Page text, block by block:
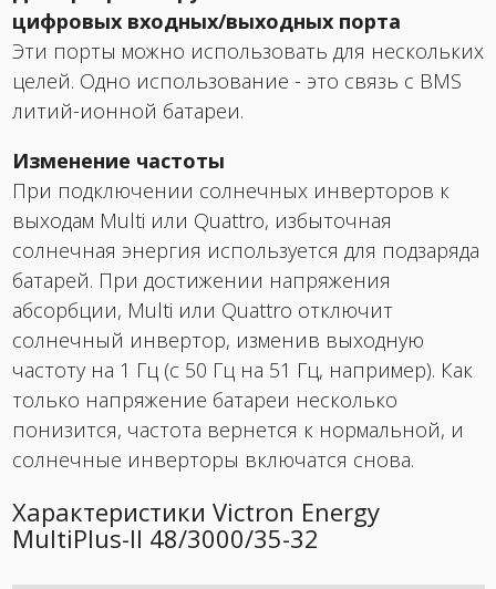
цифровых входных/выходных порта
Эти порты можно использовать для нескольких
целей. Одно использование - это связь с BMS
литий-ионной батареи.
Изменение частоты
При подключении солнечных инверторов к
выходам Multi или Quattro, избыточная
солнечная энергия используется для подзаряда
батарей. При достижении напряжения
абсорбции, Multi или Quattro отключит
солнечный инвертор, изменив выходную
частоту на 1 Гц (с 50 Гц на 51 Гц, например). Как
только напряжение батареи несколько
понизится, частота вернется к нормальной, и
солнечные инверторы включатся снова.
Характеристики Victron Energy
MultiPlus-II 48/3000/35-32